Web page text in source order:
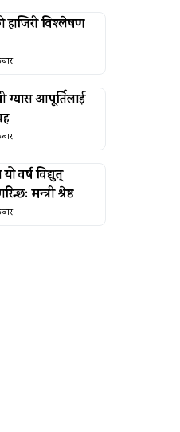
हाजिरी विश्लेषण
ग्यास आपूर्तिलाई
वर्ष विद्युत्
मन्त्री श्रेष्ठ